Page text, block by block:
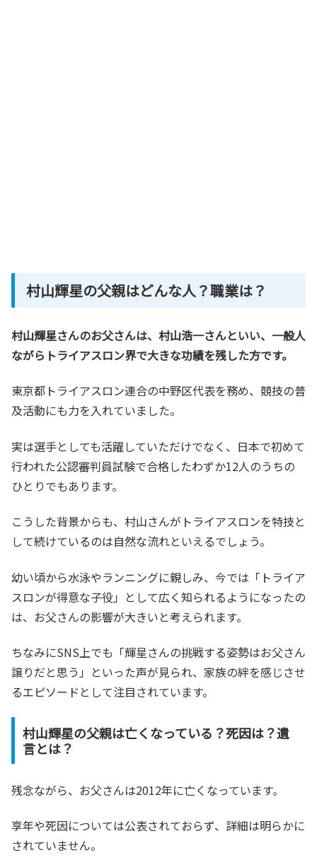
村山輝星の父親はどんな人？職業は？
村山輝星さんのお父さんは、村山浩一さんといい、一般人
ながらトライアスロン界で大きな功績を残した方です。
東京都トライアスロン連合の中野区代表を務め、競技の普
及活動にも力を入れていました。
実は選手としても活躍していただけでなく、日本で初めて
行われた公認審判員試験で合格したわずか12人のうちの
ひとりでもあります。
こうした背景からも、村山さんがトライアスロンを特技と
して続けているのは自然な流れといえるでしょう。
幼い頃から水泳やランニングに親しみ、今では「トライア
スロンが得意な子役」として広く知られるようになったの
は、お父さんの影響が大きいと考えられます。
ちなみにSNS上でも「輝星さんの挑戦する姿勢はお父さん
譲りだと思う」といった声が見られ、家族の絆を感じさせ
るエピソードとして注目されています。
村山輝星の父親は亡くなっている？死因は？遺
言とは？
残念ながら、お父さんは2012年に亡くなっています。
享年や死因については公表されておらず、詳細は明らかに
されていません。